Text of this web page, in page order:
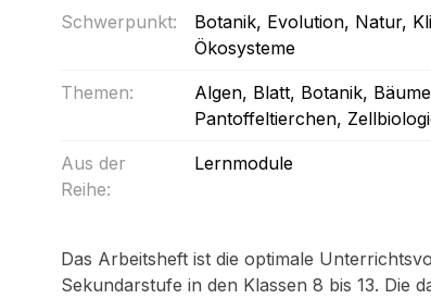
Schwerpunkt: Botanik, Evolution, Natur,
Ökosysteme
Themen: Algen, Blatt, Botanik, Bäume
Pantoffeltierchen,
Aus der
Reihe:
Lernmodule
Das Arbeitsheft ist die optimale
Sekundarstufe in den Klassen 8 bis 13. Die